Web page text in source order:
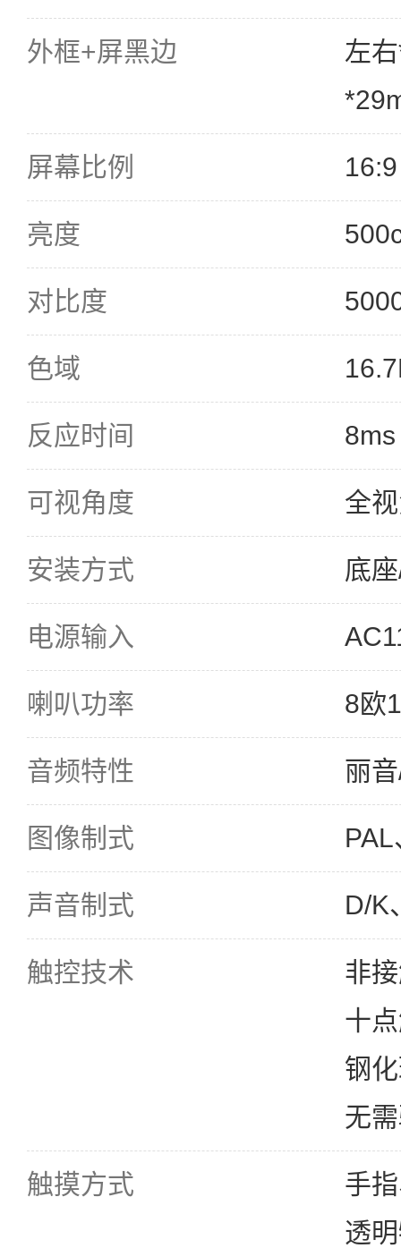
外框+屏黑边
左
屏幕比例 16:9
亮度
对比度
色域
反应时间 8ms
可视角度 全
安装方式 底
电源输入
喇叭功率 8欧
音频特性 丽
图像制式
声音制式 D/K
触控技术
非
十
钢
无
触摸方式
手
透